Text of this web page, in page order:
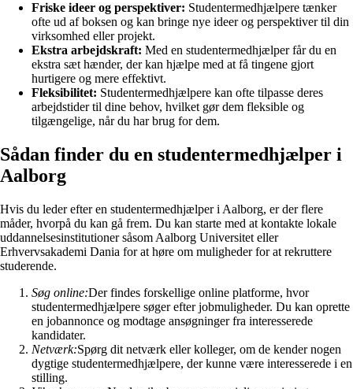
Friske ideer og perspektiver: Studentermedhjælpere tænker
ofte ud af boksen og kan bringe nye ideer og perspektiver til din
virksomhed eller projekt.
Ekstra arbejdskraft: Med en studentermedhjælper får du en
ekstra sæt hænder, der kan hjælpe med at få tingene gjort
hurtigere og mere effektivt.
Fleksibilitet: Studentermedhjælpere kan ofte tilpasse deres
arbejdstider til dine behov, hvilket gør dem fleksible og
tilgængelige, når du har brug for dem.
Sådan finder du en studentermedhjælper i
Aalborg
Hvis du leder efter en studentermedhjælper i Aalborg, er der flere
måder, hvorpå du kan gå frem. Du kan starte med at kontakte lokale
uddannelsesinstitutioner såsom Aalborg Universitet eller
Erhvervsakademi Dania for at høre om muligheder for at rekruttere
studerende.
Søg online:Der findes forskellige online platforme, hvor
studentermedhjælpere søger efter jobmuligheder. Du kan oprette
en jobannonce og modtage ansøgninger fra interesserede
kandidater.
Netværk:Spørg dit netværk eller kolleger, om de kender nogen
dygtige studentermedhjælpere, der kunne være interesserede i en
stilling.